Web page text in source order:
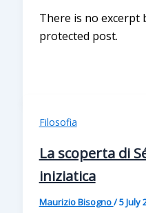
There is no excerpt
protected post.
Filosofia
La scoperta di
iniziatica
Maurizio Bisogno/5 July